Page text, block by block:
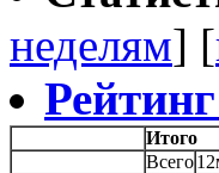
неделям] [
Итого
Всего